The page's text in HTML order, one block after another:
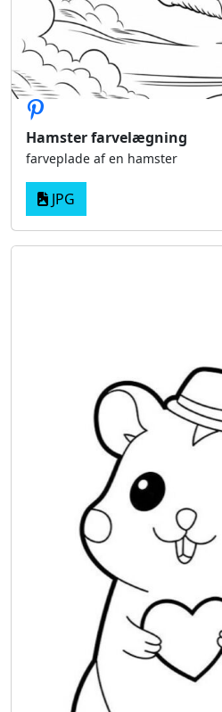
Hamster farvelægning
farveplade af en hamster
JPG